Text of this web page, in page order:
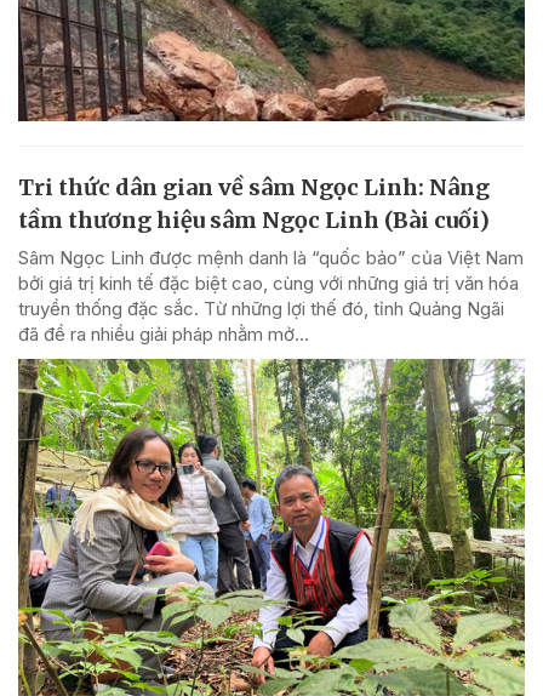
Tri thức dân gian về sâm Ngọc Linh: Nâng
tầm thương hiệu sâm Ngọc Linh (Bài cuối)
Sâm Ngọc Linh được mệnh danh là “quốc bảo” của Việt Nam
bởi giá trị kinh tế đặc biệt cao, cùng với những giá trị văn hóa
truyền thống đặc sắc. Từ những lợi thế đó, tỉnh Quảng Ngãi
đã đề ra nhiều giải pháp nhằm mở...